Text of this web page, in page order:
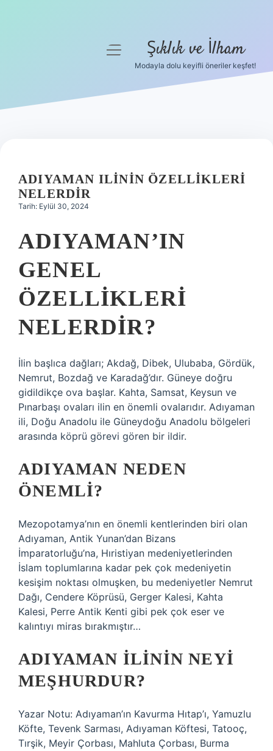
Hakkımızda
menüyü
Şıklık ve İlham
Modayla dolu keyifli öneriler keşfet!
ADIYAMAN ILININ ÖZELLIKLERI
NELERDIR
Tarih: Eylül 30, 2024
ADIYAMAN’IN
GENEL
ÖZELLIKLERI
NELERDIR?
İlin başlıca dağları; Akdağ, Dibek, Ulubaba, Gördük,
Nemrut, Bozdağ ve Karadağ’dır. Güneye doğru
gidildikçe ova başlar. Kahta, Samsat, Keysun ve
Pınarbaşı ovaları ilin en önemli ovalarıdır. Adıyaman
ili, Doğu Anadolu ile Güneydoğu Anadolu bölgeleri
arasında köprü görevi gören bir ildir.
ADIYAMAN NEDEN
ÖNEMLI?
Mezopotamya’nın en önemli kentlerinden biri olan
Adıyaman, Antik Yunan’dan Bizans
İmparatorluğu’na, Hıristiyan medeniyetlerinden
İslam toplumlarına kadar pek çok medeniyetin
kesişim noktası olmuşken, bu medeniyetler Nemrut
Dağı, Cendere Köprüsü, Gerger Kalesi, Kahta
Kalesi, Perre Antik Kenti gibi pek çok eser ve
kalıntıyı miras bırakmıştır…
ADIYAMAN ILININ NEYI
MEŞHURDUR?
Yazar Notu: Adıyaman’ın Kavurma Hıtap’ı, Yamuzlu
Köfte, Tevenk Sarması, Adıyaman Köftesi, Tatooç,
Tırşik, Meyir Çorbası, Mahluta Çorbası, Burma